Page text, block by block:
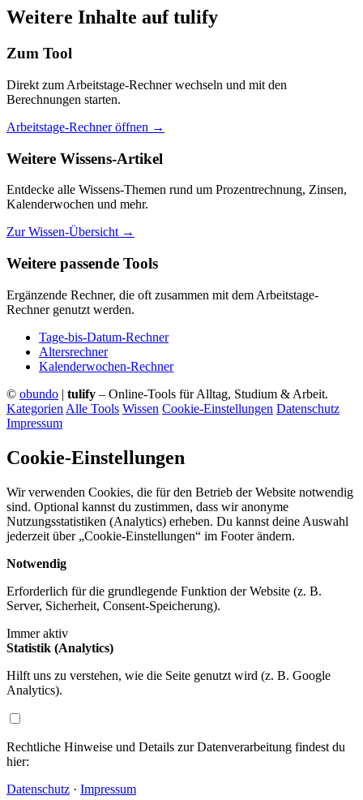
Weitere Inhalte auf tulify
Zum Tool
Direkt zum Arbeitstage-Rechner wechseln und mit den
Berechnungen starten.
Arbeitstage-Rechner öffnen →
Weitere Wissens-Artikel
Entdecke alle Wissens-Themen rund um Prozentrechnung, Zinsen,
Kalenderwochen und mehr.
Zur Wissen-Übersicht →
Weitere passende Tools
Ergänzende Rechner, die oft zusammen mit dem Arbeitstage-
Rechner genutzt werden.
Tage-bis-Datum-Rechner
Altersrechner
Kalenderwochen-Rechner
© obundo | tulify – Online-Tools für Alltag, Studium & Arbeit.
Kategorien Alle Tools Wissen Cookie-Einstellungen Datenschutz
Impressum
Cookie-Einstellungen
Wir verwenden Cookies, die für den Betrieb der Website notwendig
sind. Optional kannst du zustimmen, dass wir anonyme
Nutzungsstatistiken (Analytics) erheben. Du kannst deine Auswahl
jederzeit über „Cookie-Einstellungen“ im Footer ändern.
Notwendig
Erforderlich für die grundlegende Funktion der Website (z. B.
Server, Sicherheit, Consent-Speicherung).
Immer aktiv
Statistik (Analytics)
Hilft uns zu verstehen, wie die Seite genutzt wird (z. B. Google
Analytics).
Rechtliche Hinweise und Details zur Datenverarbeitung findest du
hier:
Datenschutz · Impressum